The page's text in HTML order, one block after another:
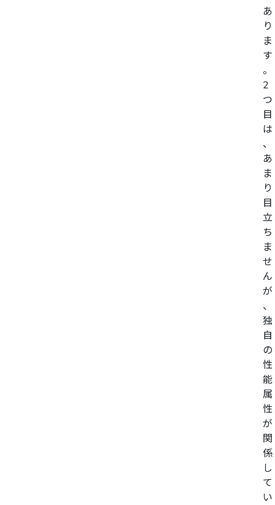
あ
り
ま
す
。
2
つ
目
は
、
あ
ま
り
目
立
ち
ま
せ
ん
が
、
独
自
の
性
能
属
性
が
関
係
し
て
い